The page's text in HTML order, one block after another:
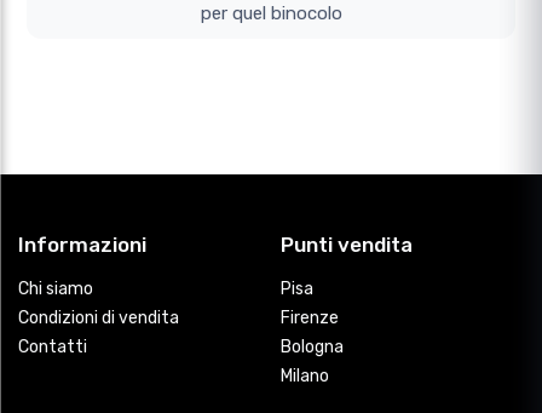
per quel binocolo
Informazioni
Chi siamo
Condizioni di vendita
Contatti
Punti vendita
Pisa
Firenze
Bologna
Milano